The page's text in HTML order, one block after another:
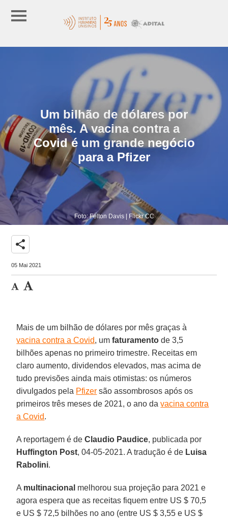
Um bilhão de dólares por
mês. A vacina contra a
Covid é um grande negócio
para a Pfizer
Foto: Felton Davis | Flickr CC
share
05 Mai 2021
Mais de um bilhão de dólares por mês graças à
vacina contra a Covid, umfaturamento de 3,5
bilhões apenas no primeiro trimestre. Receitas em
claro aumento, dividendos elevados, mas acima de
tudo previsões ainda mais otimistas: os números
divulgados pela Pfizer são assombrosos após os
primeiros três meses de 2021, o ano davacina contra
a Covid.
A reportagem é deClaudio Paudice, publicada por
Huffington Post, 04-05-2021. A tradução é de Luisa
Rabolini.
A multinacional melhorou sua projeção para 2021 e
agora espera que as receitas fiquem entre US $ 70,5
e US $ 72,5 bilhões no ano (entre US $ 3,55 e US $